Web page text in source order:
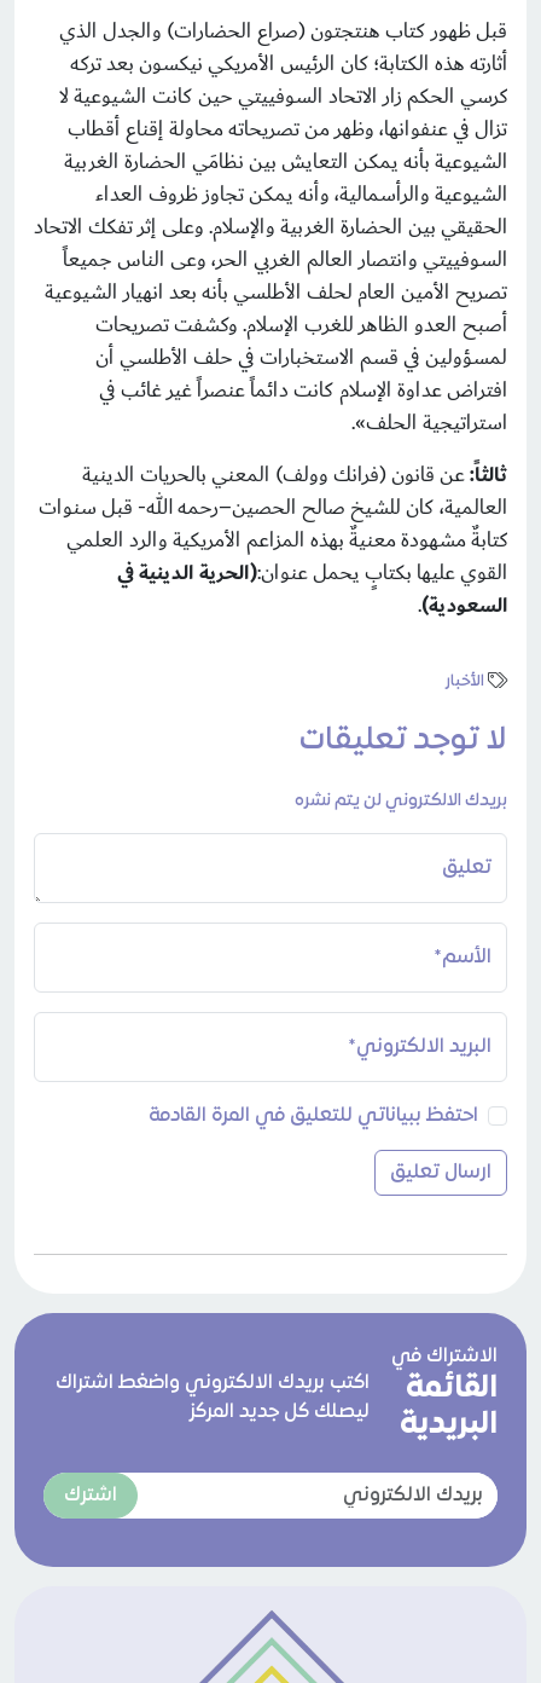
قبل ظهور كتاب هنتجتون (صراع الحضارات) والجدل الذي
أثارته هذه الكتابة؛ كان الرئيس الأمريكي نيكسون بعد تركه
كرسي الحكم زار الاتحاد السوفييتي حين كانت الشيوعية لا
تزال في عنفوانها، وظهر من تصريحاته محاولة إقناع أقطاب
الشيوعية بأنه يمكن التعايش بين نظامَي الحضارة الغربية
الشيوعية والرأسمالية، وأنه يمكن تجاوز ظروف العداء
الحقيقي بين الحضارة الغربية والإسلام. وعلى إثر تفكك الاتحاد
السوفييتي وانتصار العالم الغربي الحر، وعى الناس جميعاً
تصريح الأمين العام لحلف الأطلسي بأنه بعد انهيار الشيوعية
أصبح العدو الظاهر للغرب الإسلام. وكشفت تصريحات
لمسؤولين في قسم الاستخبارات في حلف الأطلسي أن
افتراض عداوة الإسلام كانت دائماً عنصراً غير غائب في
استراتيجية الحلف».
ثالثاً:عن قانون (فرانك وولف) المعني بالحريات الدينية
العالمية، كان للشيخ صالح الحصين–رحمه الله- قبل سنوات
كتابةٌ مشهودة معنيةٌ بهذه المزاعم الأمريكية والرد العلمي
القوي عليها بكتابٍ يحمل عنوان:(الحرية الدينية في
السعودية).
الأخبار
لا توجد تعليقات
بريدك الالكتروني لن يتم نشره
تعليق
الأسم*
البريد الالكتروني*
احتفظ ببياناتي للتعليق في المرة القادمة
الاشتراك في
القائمة
البريدية
اكتب بريدك الالكتروني واضغط اشتراك
ليصلك كل جديد المركز
اشترك